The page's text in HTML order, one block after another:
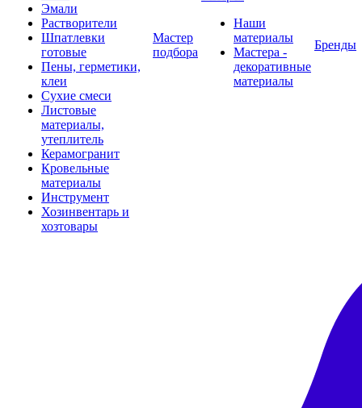
Эмали
Растворители
Шпатлевки
готовые
Пены, герметики,
клеи
Сухие смеси
Листовые
материалы,
утеплитель
Керамогранит
Кровельные
материалы
Инструмент
Хозинвентарь и
хозтовары
Мастер
подбора
Наши
материалы
Мастера -
декоративные
материалы
Бренды